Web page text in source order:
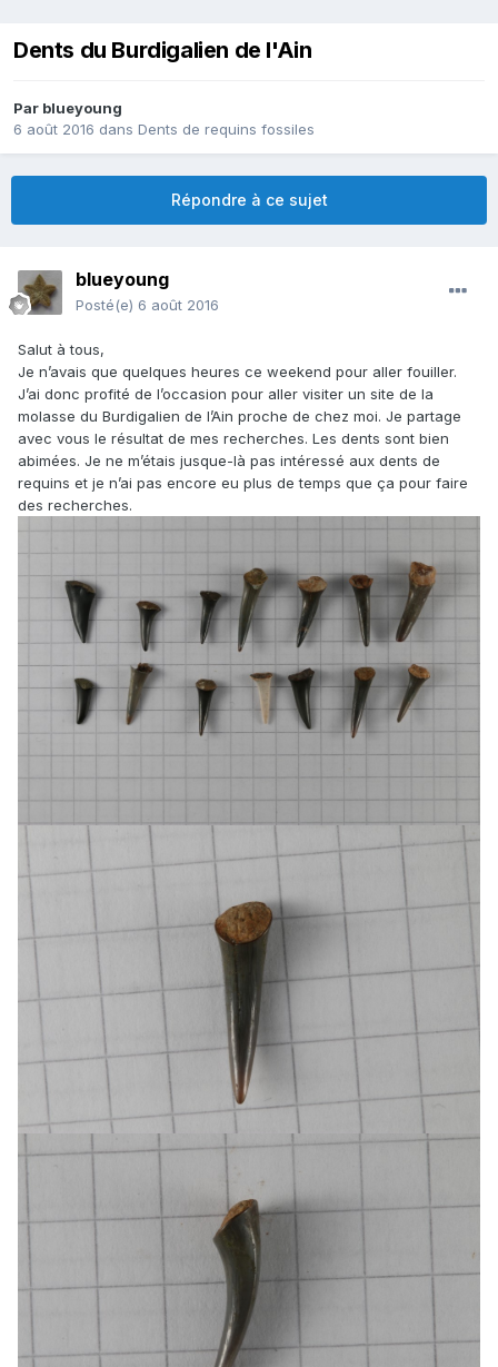
Dents du Burdigalien de l'Ain
Par blueyoung
6 août 2016 dans Dents de requins fossiles
Répondre à ce sujet
blueyoung
Posté(e) 6 août 2016
Salut à tous,
Je n’avais que quelques heures ce weekend pour aller fouiller.
J’ai donc profité de l’occasion pour aller visiter un site de la
molasse du Burdigalien de l’Ain proche de chez moi. Je partage
avec vous le résultat de mes recherches. Les dents sont bien
abimées. Je ne m’étais jusque-là pas intéressé aux dents de
requins et je n’ai pas encore eu plus de temps que ça pour faire
des recherches.